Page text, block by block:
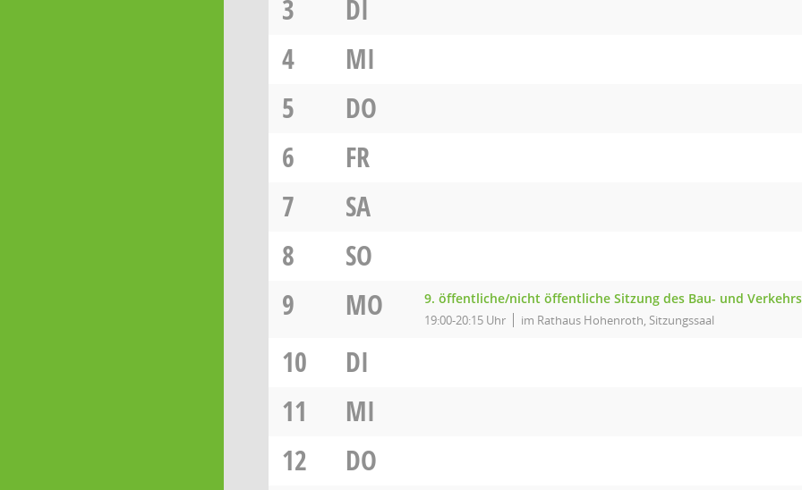
3
DI
4
MI
5
DO
6
FR
7
SA
8
SO
9
MO 9. öffentliche/nicht öffentliche Sitzung des Bau- und
19:00-20:15 Uhr im Rathaus Hohenroth, Sitzungssaal
10
DI
11
MI
12
DO